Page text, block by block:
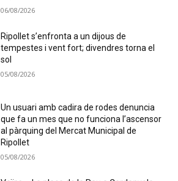
06/08/2026
Ripollet s’enfronta a un dijous de
tempestes i vent fort; divendres torna el
sol
05/08/2026
Un usuari amb cadira de rodes denuncia
que fa un mes que no funciona l’ascensor
al pàrquing del Mercat Municipal de
Ripollet
05/08/2026